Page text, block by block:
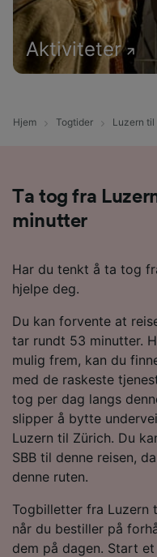
Aktiviteter
Hjem Togtider Luzern til
Ta tog fra
minutter
Har du tenkt å ta tog
hjelpe deg.
Du kan forvente at
tar rundt 53 minutter.
mulig frem, kan du
med de raskeste
tog per dag langs
slipper å bytte
Luzern til Zürich. Du
SBB til denne reisen,
denne ruten.
Togbilletter fra Luzern
når du bestiller på
dem på dagen. Start